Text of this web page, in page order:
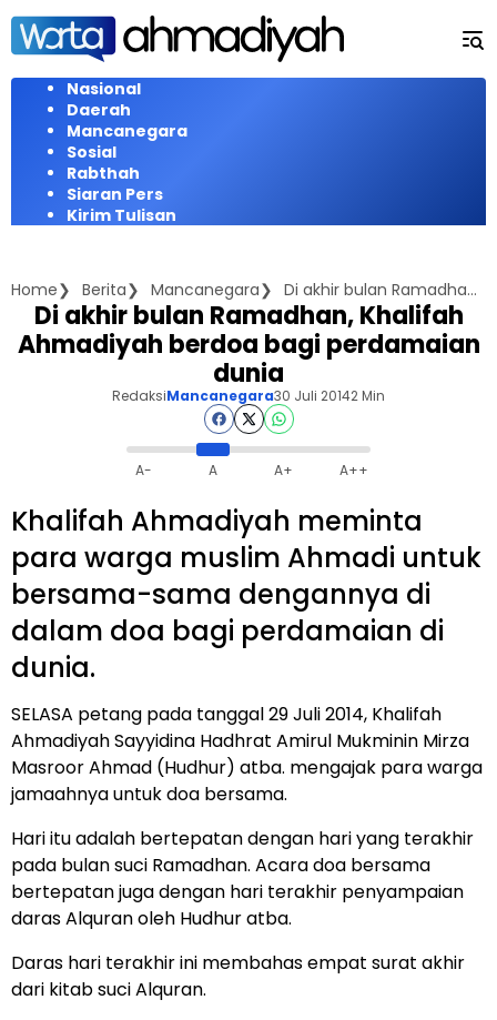
Langsung
konten
Nasional
Daerah
Mancanegara
Sosial
Rabthah
Siaran Pers
Kirim Tulisan
Home Berita Mancanegara Di akhir bulan Ramadhan, Khalifah Ahmadiyah berdoa bagi perdamaian dunia
Di akhir bulan Ramadhan, Khalifah
Ahmadiyah berdoa bagi perdamaian
dunia
RedaksiMancanegara30 Juli 20142 Min
A- A A+ A++
Khalifah Ahmadiyah meminta
para warga muslim Ahmadi untuk
bersama-sama dengannya di
dalam doa bagi perdamaian di
dunia.
SELASA petang pada tanggal 29 Juli 2014, Khalifah
Ahmadiyah Sayyidina Hadhrat Amirul Mukminin Mirza
Masroor Ahmad (Hudhur) atba. mengajak para warga
jamaahnya untuk doa bersama.
Hari itu adalah bertepatan dengan hari yang terakhir
pada bulan suci Ramadhan. Acara doa bersama
bertepatan juga dengan hari terakhir penyampaian
daras Alquran oleh Hudhur atba.
Daras hari terakhir ini membahas empat surat akhir
dari kitab suci Alquran.